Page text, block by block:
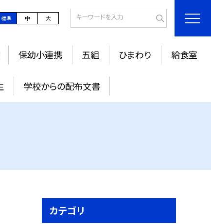
標準 中 大
保幼小連携 五組 ひまわり 給食室
学校からの配布文書
カテゴリ